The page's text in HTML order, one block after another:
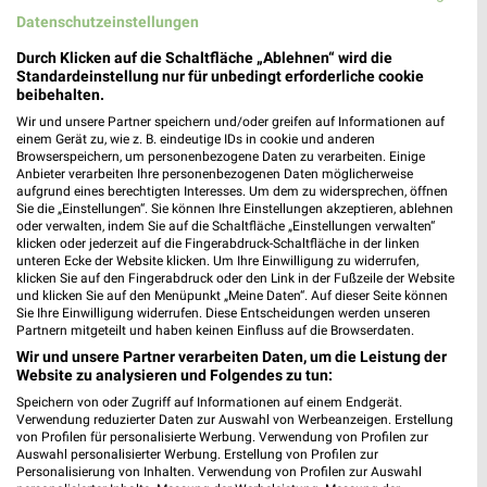
18 km
Angebote ab 01.08.
Noch heute gültig
12,5 km
Wohnen Spezial
Gültig bis Fr. 14.08.
XXXLutz REWE
Datenschutzeinstellungen
Durch Klicken auf die Schaltfläche „Ablehnen“ wird die
Standardeinstellung nur für unbedingt erforderliche cookie
beibehalten.
Wir und unsere Partner speichern und/oder greifen auf Informationen auf
einem Gerät zu, wie z. B. eindeutige IDs in cookie und anderen
Browserspeichern, um personenbezogene Daten zu verarbeiten. Einige
Anbieter verarbeiten Ihre personenbezogenen Daten möglicherweise
aufgrund eines berechtigten Interesses. Um dem zu widersprechen, öffnen
Sie die „Einstellungen“. Sie können Ihre Einstellungen akzeptieren, ablehnen
oder verwalten, indem Sie auf die Schaltfläche „Einstellungen verwalten“
klicken oder jederzeit auf die Fingerabdruck-Schaltfläche in der linken
unteren Ecke der Website klicken. Um Ihre Einwilligung zu widerrufen,
klicken Sie auf den Fingerabdruck oder den Link in der Fußzeile der Website
und klicken Sie auf den Menüpunkt „Meine Daten“. Auf dieser Seite können
Sie Ihre Einwilligung widerrufen. Diese Entscheidungen werden unseren
Partnern mitgeteilt und haben keinen Einfluss auf die Browserdaten.
Wir und unsere Partner verarbeiten Daten, um die Leistung der
Website zu analysieren und Folgendes zu tun:
Speichern von oder Zugriff auf Informationen auf einem Endgerät.
Verwendung reduzierter Daten zur Auswahl von Werbeanzeigen. Erstellung
von Profilen für personalisierte Werbung. Verwendung von Profilen zur
Auswahl personalisierter Werbung. Erstellung von Profilen zur
Personalisierung von Inhalten. Verwendung von Profilen zur Auswahl